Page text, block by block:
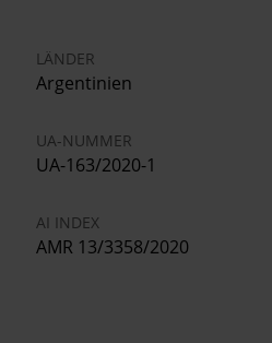
LÄNDER
Argentinien
UA-NUMMER
UA-163/2020-1
AI INDEX
AMR 13/3358/2020